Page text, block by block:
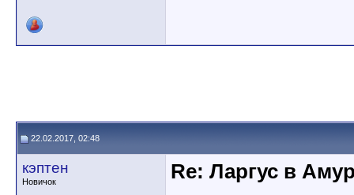
22.02.2017, 02:48
кэптен
Новичок
Re: Ларгус в